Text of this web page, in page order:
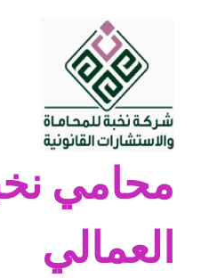
محامي
العمالي